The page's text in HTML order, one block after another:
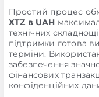
Простий процес
XTZ в UAH
технічних
підтримки готова
терміни.
забезпечення
фінансових
конфіденційних